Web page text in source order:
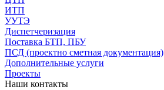
ИТП
УУТЭ
Диспетчеризация
Поставка БТП, ПБУ
ПСД (проектно сметная документация)
Дополнительные услуги
Проекты
Наши контакты